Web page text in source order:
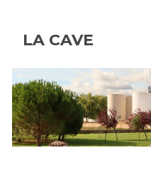
LA CAVE